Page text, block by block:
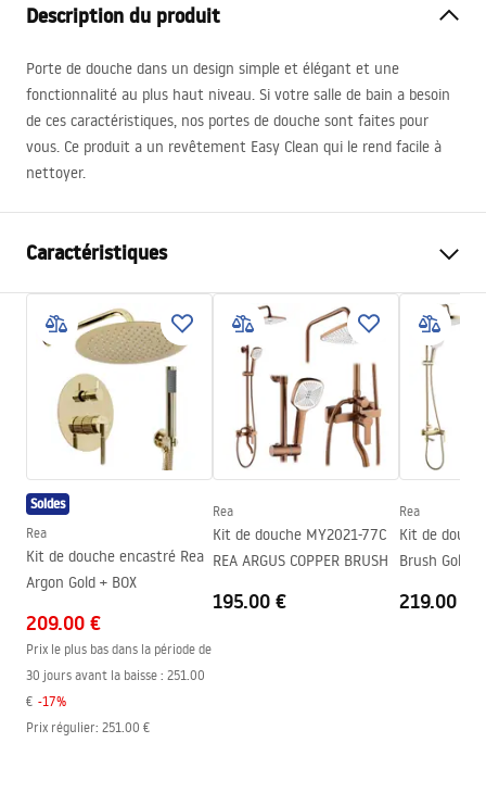
Description du produit
Porte de douche dans un design simple et élégant et une
fonctionnalité au plus haut niveau. Si votre salle de bain a besoin
de ces caractéristiques, nos portes de douche sont faites pour
vous. Ce produit a un revêtement Easy Clean qui le rend facile à
nettoyer.
Caractéristiques
Dimension (porte x paroi)
80
Couleur du robinet
Chrome
Type de cabine de douche
d'angle
Mode d'ouverture
pliant
Montage
Sur le receveur ou plancher
Hauteur (mm)
1900mm
Direction de la cabine
Garantie
24 mois
Couche Easy Clean
Soldes
Rea
Kit de douche encastré Rea
Argon Gold + BOX
209.00 €
Prix le plus bas dans la période de
30 jours avant la baisse : 251.00
€ -17%
Prix régulier: 251.00 €
Rea
Kit de douche MY2021-77C
REA ARGUS COPPER BRUSH
195.00 €
Rea
Kit de
Brush Gold
219.00 €